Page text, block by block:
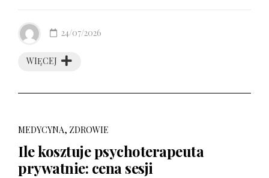
WIĘCEJ
24/07/2026
MEDYCYNA, ZDROWIE
Ile kosztuje psychoterapeuta
prywatnie: cena sesji